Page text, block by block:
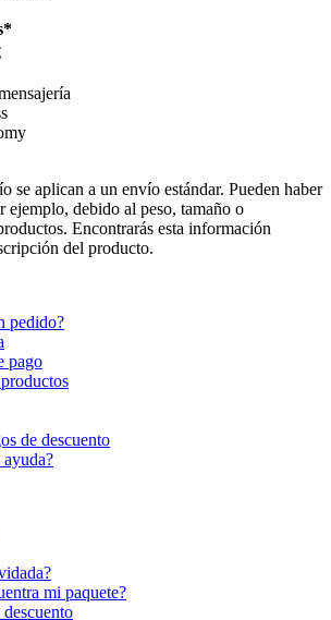
se aplican a un envío estándar. Pueden haber
ejemplo, debido al peso, tamaño o
Encontrarás esta información
del producto.
pedido?
pago
de descuento
ayuda?
mi paquete?